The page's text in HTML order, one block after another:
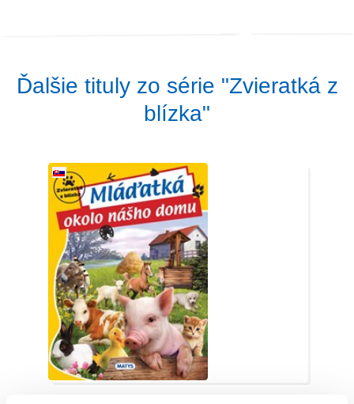
Ďalšie tituly zo série "Zvieratká z
blízka"